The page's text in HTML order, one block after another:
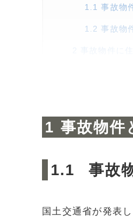
1.1 事故物
1.2 事故物
自分自
3事故物件に
3.1契約更
3.2インタ
3.4 事故の
事故物件
事故
国土交通省が発表